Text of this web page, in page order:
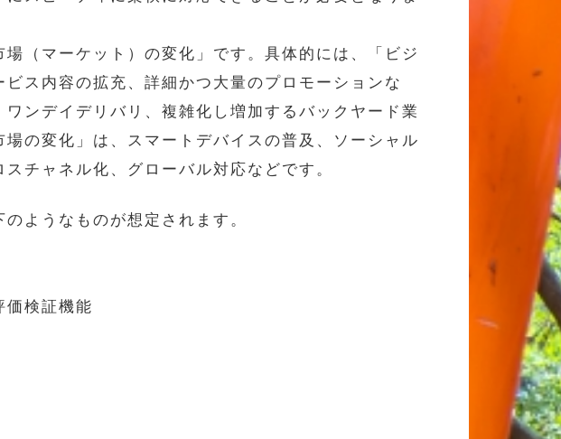
（マーケット）の変化」です。具体的には、「ビジ
ス内容の拡充、詳細かつ大量のプロモーションな
ンデイデリバリ、複雑化し増加するバックヤード業
の変化」は、スマートデバイスの普及、ソーシャル
チャネル化、グローバル対応などです。
ようなものが想定されます。
検証機能